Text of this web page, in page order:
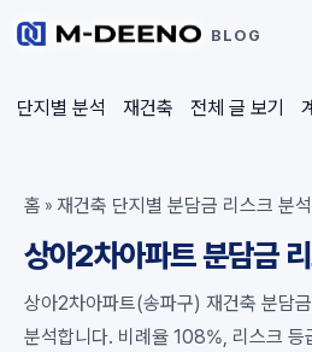
BLOG
단지별 분석 재건축 전체 글 보기
홈 » 재건축 단지별 분담금 리스크 분석
상아2차아파트 분담금
상아2차아파트(송파구) 재건축 분담
분석합니다. 비례율 108%, 리스크 등